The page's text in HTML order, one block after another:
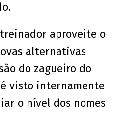
aproveite o
alternativas
do zagueiro do
visto internamente
o nível dos nomes